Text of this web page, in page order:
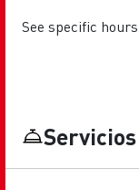
See specific
Servicios